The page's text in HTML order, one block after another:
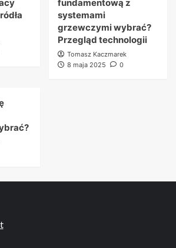
fundamentową z
systemami
grzewczymi wybrać?
Przegląd technologii
Tomasz Kaczmarek
8 maja 2025
0